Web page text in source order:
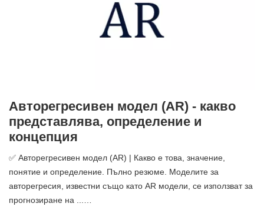
Авторегресивен модел (AR) - какво
представлява, определение и
концепция
✅ Авторегресивен модел (AR) | Какво е това, значение,
понятие и определение. Пълно резюме. Моделите за
авторегресия, известни също като AR модели, се използват за
прогнозиране на ...…